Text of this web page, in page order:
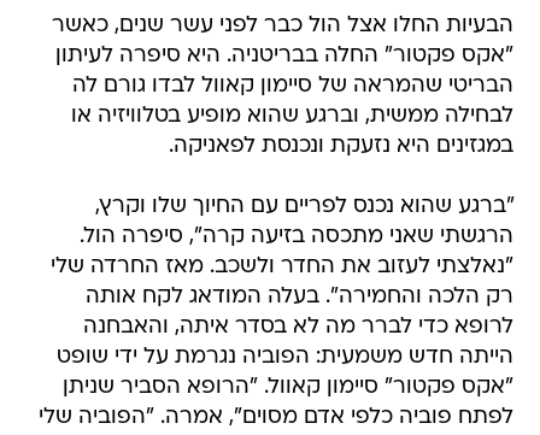
הבעיות החלו אצל הול כבר לפני עשר שנים, כאשר
"אקס פקטור" החלה בבריטניה. היא סיפרה לעיתון
הבריטי שהמראה של סיימון קאוול לבדו גורם לה
לבחילה ממשית, וברגע שהוא מופיע בטלוויזיה או
במגזינים היא נזעקת ונכנסת לפאניקה.
"ברגע שהוא נכנס לפריים עם החיוך שלו וקרץ,
הרגשתי שאני מתכסה בזיעה קרה", סיפרה הול.
"נאלצתי לעזוב את החדר ולשכב. מאז החרדה שלי
רק הלכה והחמירה". בעלה המודאג לקח אותה
לרופא כדי לברר מה לא בסדר איתה, והאבחנה
הייתה חדש משמעית: הפוביה נגרמת על ידי שופט
"אקס פקטור" סיימון קאוול. "הרופא הסביר שניתן
לפתח פוביה כלפי אדם מסוים", אמרה. "הפוביה שלי